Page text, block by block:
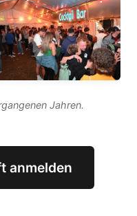
Jahren.
anmelden